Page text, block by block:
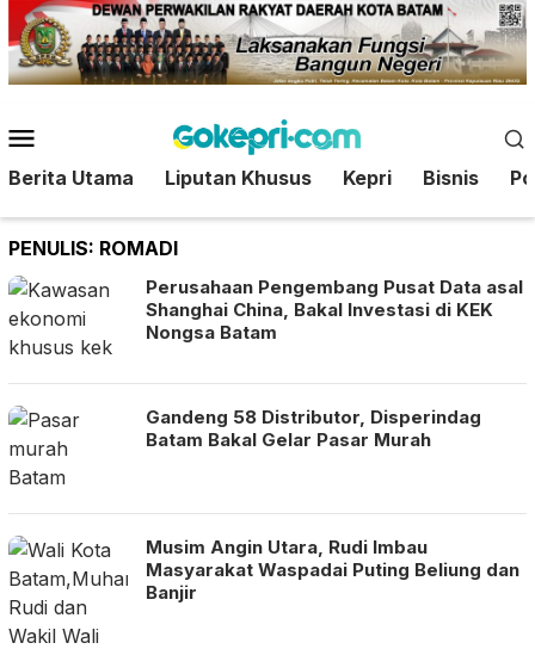
Loncat
ke
konten
Mobile
Berita Utama Liputan Khusus Kepri Bisnis
PENULIS: ROMADI
Perusahaan Pengembang Pusat Data asal
Shanghai China, Bakal Investasi di KEK
Nongsa Batam
Gandeng 58 Distributor, Disperindag
Batam Bakal Gelar Pasar Murah
Musim Angin Utara, Rudi Imbau
Masyarakat Waspadai Puting Beliung dan
Banjir